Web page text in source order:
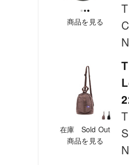
商品を見る
在庫 Sold Out
商品を見る